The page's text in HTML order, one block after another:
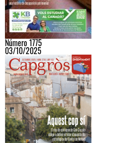
Número 1775
03/10/2025